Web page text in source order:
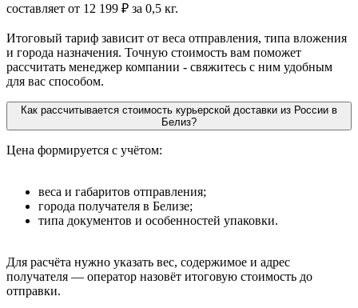
составляет от 12 199 ₽ за 0,5 кг.
Итоговый тариф зависит от веса отправления, типа вложения
и города назначения. Точную стоимость вам поможет
рассчитать менеджер компании - свяжитесь с ним удобным
для вас способом.
Как рассчитывается стоимость курьерской доставки из России в
Белиз?
Цена формируется с учётом:
веса и габаритов отправления;
города получателя в Белизе;
типа документов и особенностей упаковки.
Для расчёта нужно указать вес, содержимое и адрес
получателя — оператор назовёт итоговую стоимость до
отправки.